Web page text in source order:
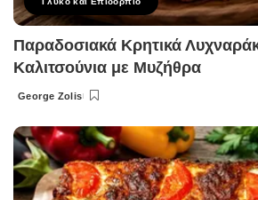
Παραδοσιακά Κρητικά
Καλιτσούνια με Μυζήθρα
Posted
George Zolis